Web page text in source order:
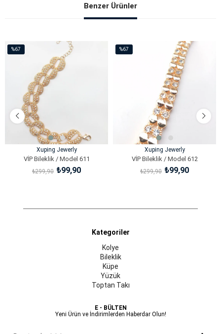
Benzer Ürünler
%67
Xuping Jewerly
VİP Bileklik / Model 611
₺99,90
₺299,90
%67
Xuping Jewerly
VİP Bileklik / Model 612
₺99,90
₺299,90
Kategoriler
Kolye
Bileklik
Küpe
Yüzük
Toptan Takı
E - BÜLTEN
Yeni Ürün ve İndirimlerden Haberdar Olun!